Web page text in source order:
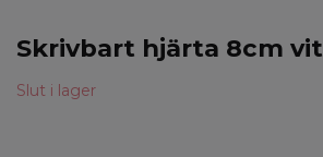
Skrivbart hjärta 8cm vit
Slut i lager